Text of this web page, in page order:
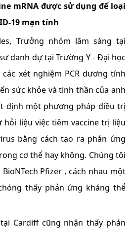
mRNA được sử dụng để loại
19 mạn tính
Trưởng nhóm lâm sàng tại
danh dự tại Trường Y - Đại học
các xét nghiệm PCR dương tính
sức khỏe và tinh thần của anh
định một phương pháp điều trị
liệu việc tiêm vaccine trị liệu
bằng cách tạo ra phản ứng
cơ thể hay không. Chúng tôi
Pfizer , cách nhau một
thấy phản ứng kháng thể
Cardiff cũng nhận thấy phản